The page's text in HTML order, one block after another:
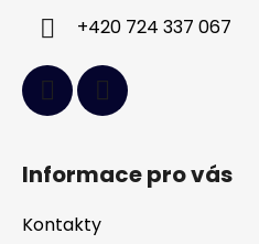
+420 724 337 067
Informace pro vás
Kontakty